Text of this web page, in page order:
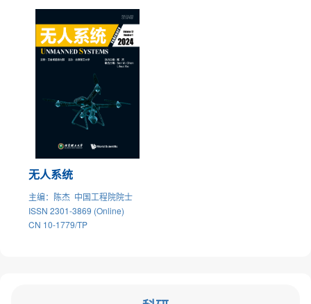
无人系统
主编：陈杰 中国工程院院士
ISSN 2301-3869 (Online)
CN 10-1779/TP